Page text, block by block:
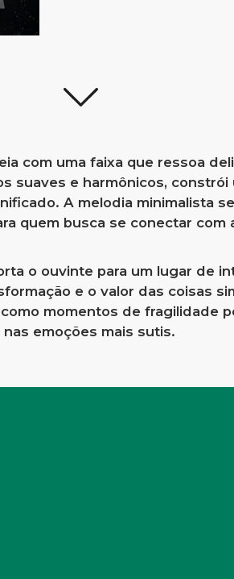
com uma faixa que ressoa
suaves e harmônicos,
A melodia minimalista
quem busca se conectar com
o ouvinte para um lugar de
e o valor das coisas
momentos de fragilidade
emoções mais sutis.